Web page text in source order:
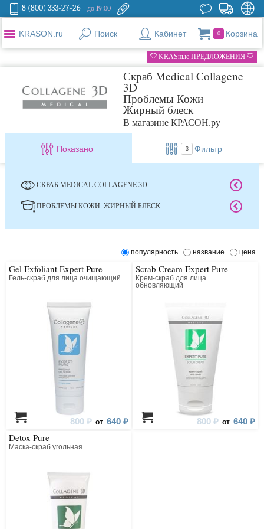
8 (800) 333-27-26 до 19:00
KRASON.ru Поиск Кабинет 0 Корзина
KRASные ПРЕДЛОЖЕНИЯ
Скраб Medical Collagene
3D
Проблемы Кожи
Жирный блеск
В магазине КРАСОН.ру
Показано 3 Фильтр
СКРАБ MEDICAL COLLAGENE 3D
ПРОБЛЕМЫ КОЖИ. ЖИРНЫЙ БЛЕСК
популярность название цена
Gel Exfoliant Expert Pure
Гель-скраб для лица очищающий
800 ₽ от 640 ₽
Scrab Cream Expert Pure
Крем-скраб для лица
обновляющий
800 ₽ от 640 ₽
Detox Pure
Маска-скраб угольная